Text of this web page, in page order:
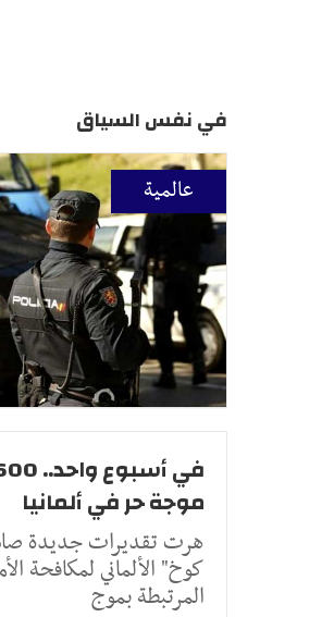
في نفس السياق
عالمية
موجة حر في ألمانيا
هرت تقديرات جديدة
كوخ" الألماني لمكافحة
المرتبطة بموج